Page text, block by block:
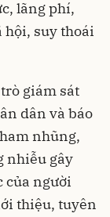
lãng phí,
hội, suy thoái
giám sát
dân và báo
nhũng,
nhiễu gây
của người
thiệu, tuyên